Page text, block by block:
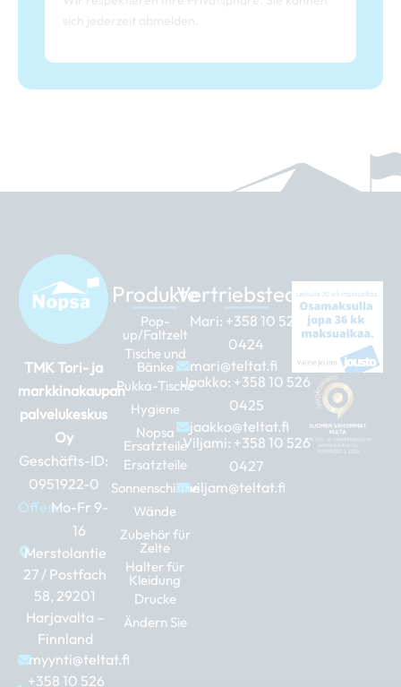
TMK Tori- ja
markkinakaupan
palvelukeskus
Oy
Geschäfts-ID:
0951922-0
Offen:Mo-Fr 9-
16
Merstolantie
27 / Postfach
58, 29201
Harjavalta –
Finnland
myynti@teltat.fi
+358 10 526
Produkte
Pop-
up/Faltzelt
Tische und
Bänke
Pukka-Tische
Hygiene
Nopsa
Ersatzteile
Ersatzteile
Sonnenschirme
Wände
Zubehör für
Zelte
Halter für
Kleidung
Drucke
Ändern Sie
Vertriebsteam
Mari: +358 10 526
0424
mari@teltat.fi
Jaakko: +358 10 526
0425
jaakko@teltat.fi
Viljami: +358 10 526
0427
viljam@teltat.fi